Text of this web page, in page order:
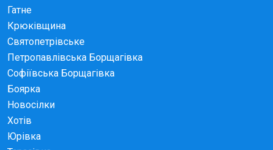
Гатне
Крюківщина
Святопетрівське
Петропавлівська Борщагівка
Софіївська Борщагівка
Боярка
Новосілки
Хотів
Юрівка